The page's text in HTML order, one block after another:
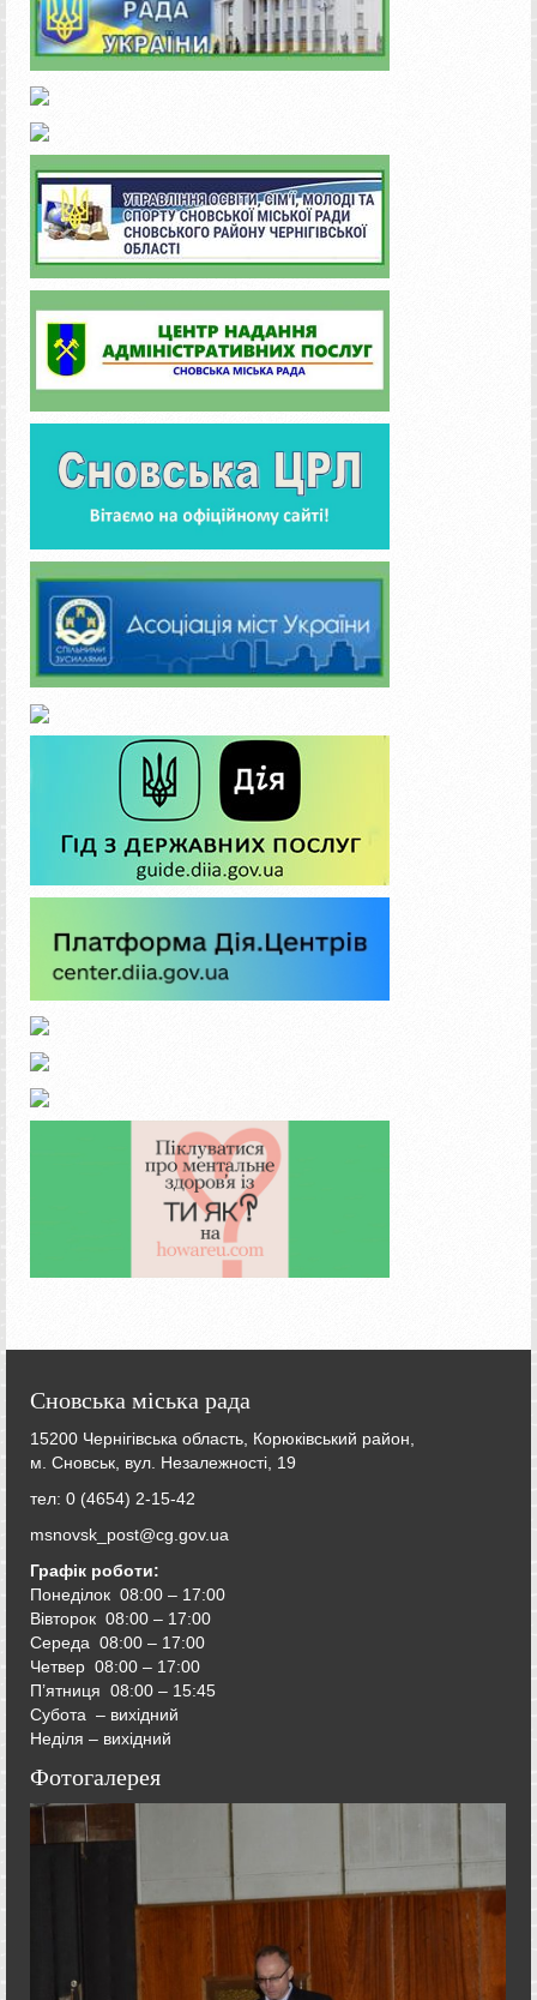
Сновська міська рада
15200 Чернігівська область, Корюківський район,
м. Сновськ, вул. Незалежності, 19
тел: 0 (4654) 2-15-42
msnovsk_post@cg.gov.ua
Графік роботи:
Понеділок 08:00 – 17:00
Вівторок 08:00 – 17:00
Середа 08:00 – 17:00
Четвер 08:00 – 17:00
П’ятниця 08:00 – 15:45
Субота – вихідний
Неділя – вихідний
Фотогалерея